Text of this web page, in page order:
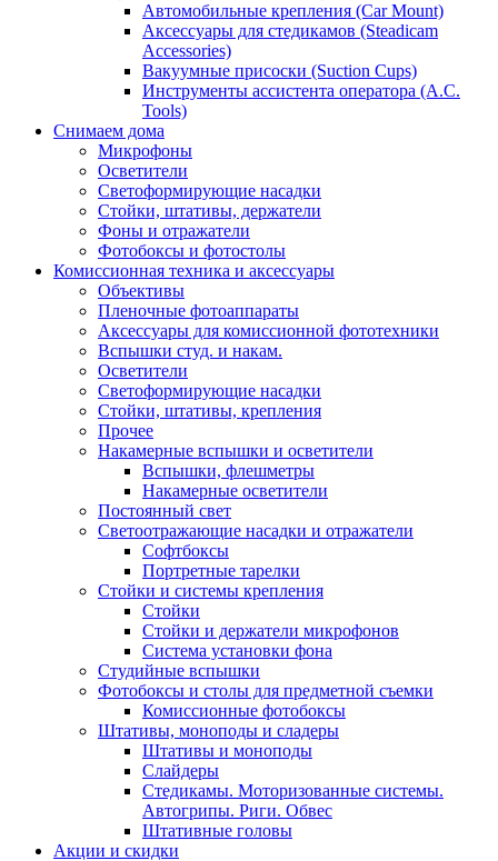
Автомобильные крепления (Car Mount)
Аксессуары для стедикамов (Steadicam
Accessories)
Вакуумные присоски (Suction Cups)
Инструменты ассистента оператора (A.C.
Tools)
Снимаем дома
Микрофоны
Осветители
Светоформирующие насадки
Стойки, штативы, держатели
Фоны и отражатели
Фотобоксы и фотостолы
Комиссионная техника и аксессуары
Объективы
Пленочные фотоаппараты
Аксессуары для комиссионной фототехники
Вспышки студ. и накам.
Осветители
Светоформирующие насадки
Стойки, штативы, крепления
Прочее
Накамерные вспышки и осветители
Вспышки, флешметры
Накамерные осветители
Постоянный свет
Светоотражающие насадки и отражатели
Софтбоксы
Портретные тарелки
Стойки и системы крепления
Стойки
Стойки и держатели микрофонов
Система установки фона
Студийные вспышки
Фотобоксы и столы для предметной съемки
Комиссионные фотобоксы
Штативы, моноподы и сладеры
Штативы и моноподы
Слайдеры
Стедикамы. Моторизованные системы.
Автогрипы. Риги. Обвес
Штативные головы
Акции и скидки